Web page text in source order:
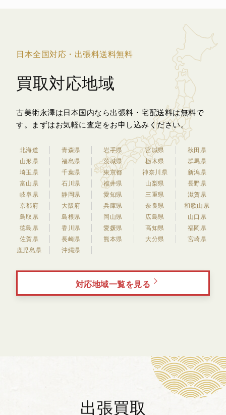
日本全国対応・出張料送料無料
買取対応地域
古美術永澤は日本国内なら出張料・宅配送料は無料で
す。
まずはお気軽に査定をお申し込みください。
北海道 青森県 岩手県 宮城県
秋田県
山形県
福島県 茨城県 栃木県
群馬県
埼玉県
千葉県 東京都 神奈川県
新潟県
富山県
石川県 福井県 山梨県
長野県
岐阜県
静岡県 愛知県 三重県
滋賀県
京都府
大阪府 兵庫県 奈良県
和歌山県
鳥取県
島根県 岡山県 広島県
山口県
徳島県
香川県 愛媛県 高知県
福岡県
佐賀県
長崎県 熊本県 大分県
宮崎県
鹿児島県
沖縄県
対応地域一覧を見る
出張買取